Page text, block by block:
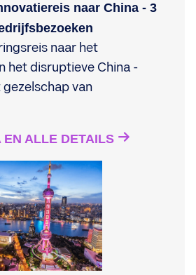
naar China - 3
naar het
het disruptieve China -
van
EN ALLE DETAILS